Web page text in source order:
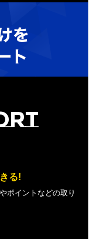
る!
ポイントなどの取り